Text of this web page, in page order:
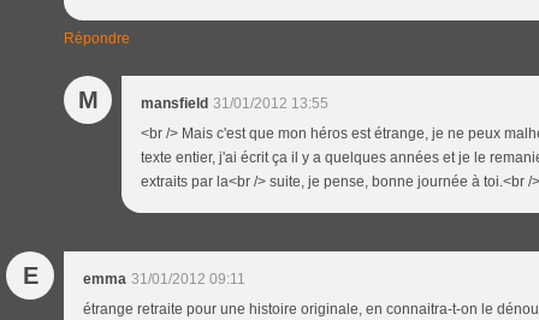
Répondre
M mansfield 31/01/2012 13:55
<br /> Mais c'est que mon héros est étrange, je ne peux
texte entier, j'ai écrit ça il y a quelques années et je le
extraits par la<br /> suite, je pense, bonne journée à toi.<br /
E emma 31/01/2012 09:11
étrange retraite pour une histoire originale, en connaitra-t-on le